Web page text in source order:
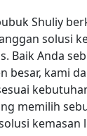
Shuliy
solusi
Baik Anda
besar, kami
memilih
kemasan